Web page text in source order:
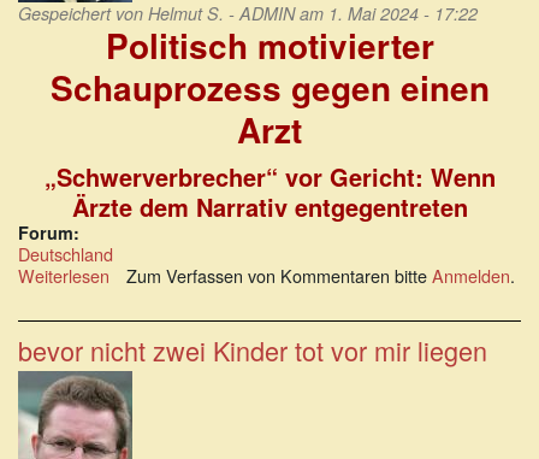
Gespeichert von Helmut S. - ADMINam 1. Mai 2024 - 17:22
Politisch motivierter
Schauprozess gegen einen
Arzt
„Schwerverbrecher“ vor Gericht: Wenn
Ärzte dem Narrativ entgegentreten
Forum:
Deutschland
Weiterlesen über
motivierter
Schauprozess
gegen
einen
Arzt
Zum Verfassen von Kommentaren bitteAnmelden.
bevor nicht zwei Kinder tot vor mir liegen